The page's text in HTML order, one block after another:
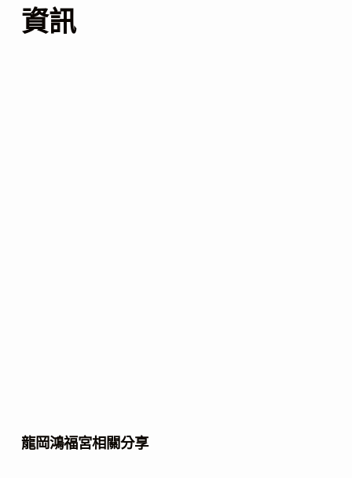
資訊
龍岡鴻福宮相關分享